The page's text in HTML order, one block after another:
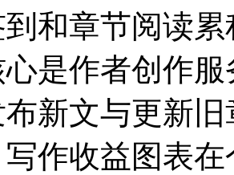
和章节阅读
是作者创作
新文与更新
作收益图表